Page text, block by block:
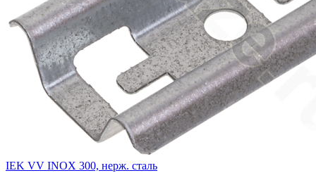
IEK VV INOX 300, нерж. сталь